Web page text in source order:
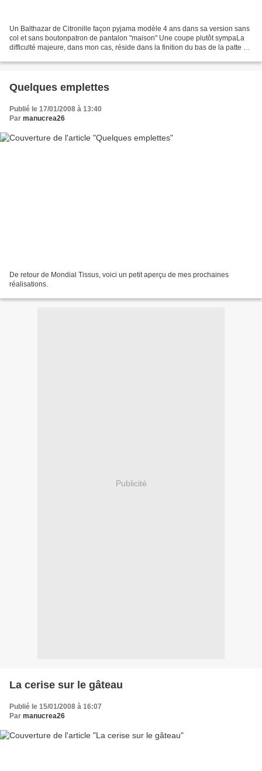
Un Balthazar de Citronille façon pyjama modèle 4 ans dans sa version sans
col et sans boutonpatron de pantalon "maison" Une coupe plutôt sympaLa
difficulté majeure, dans mon cas, réside dans la finition du bas de la patte de
Quelques emplettes
Publié le 17/01/2008 à 13:40
Par manucrea26
De retour de Mondial Tissus, voici un petit aperçu de mes prochaines
réalisations.
Publicité
La cerise sur le gâteau
Publié le 15/01/2008 à 16:07
Par manucrea26